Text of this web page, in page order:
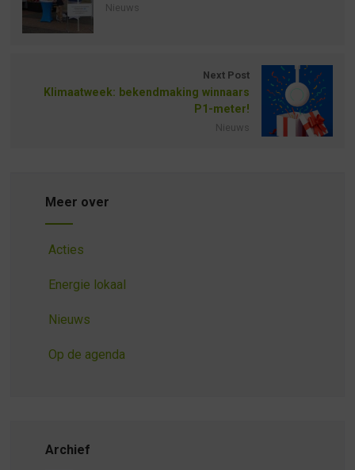
Nieuws
Next Post
Klimaatweek: bekendmaking winnaars
P1-meter!
Nieuws
Meer over
Acties
Energie lokaal
Nieuws
Op de agenda
Archief